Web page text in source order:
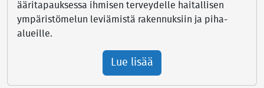
ääritapauksessa ihmisen terveydelle haitallisen
ympäristömelun leviämistä rakennuksiin ja piha-
alueille.
Lue lisää